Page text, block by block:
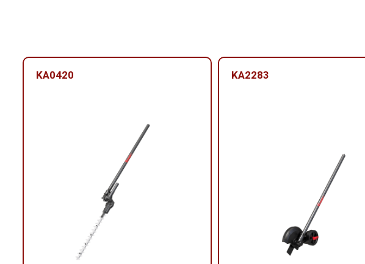
KA0420 KA2283